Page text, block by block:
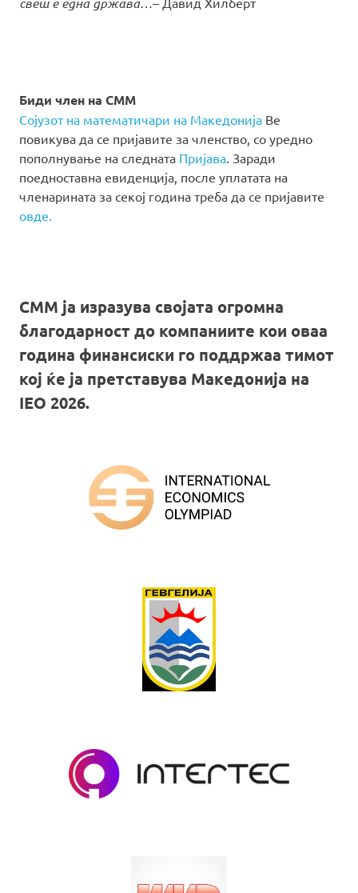
Биди член на СММ
Сојузот на математичари на Македонија Ве
повикува да се пријавите за членство, со уредно
пополнување на следната Пријава . Заради
поедноставна евиденција, после уплатата на
членарината за секој година треба да се пријавите
овде.
СММ ја изразува својата огромна
благодарност до компаниите кои оваа
година финансиски го поддржаа тимот
кој ќе ја претставува Македонија на
IEO 2026.